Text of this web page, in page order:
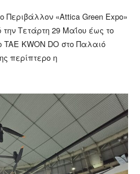
«Attica Green Expo»
Τετάρτη 29 Μαΐου έως το
TAE KWON DO στο Παλαιό
περίπτερο η